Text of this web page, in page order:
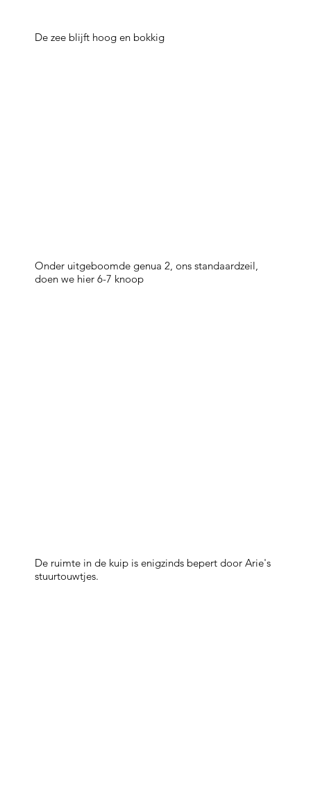
De zee blijft hoog en bokkig
Onder uitgeboomde genua 2, ons standaardzeil,
doen we hier 6-7 knoop
De ruimte in de kuip is enigzinds bepert door Arie's
stuurtouwtjes.